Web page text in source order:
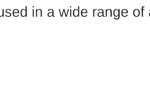
in a wide range of